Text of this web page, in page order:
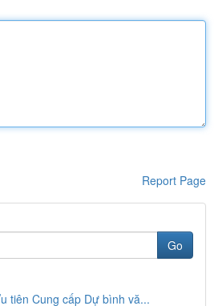
Report Page
Go
tiên Cung cấp Dự bình vă...